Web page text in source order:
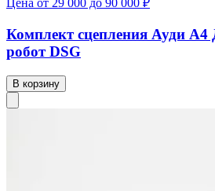
Цена от 29 000 до 90 000 ₽
Комплект сцепления Ауди
робот DSG
В корзину